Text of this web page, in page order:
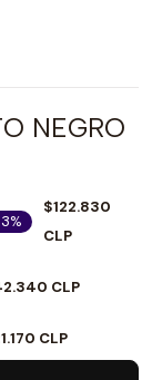
NEGRO
$122.830
CLP
CLP
CLP